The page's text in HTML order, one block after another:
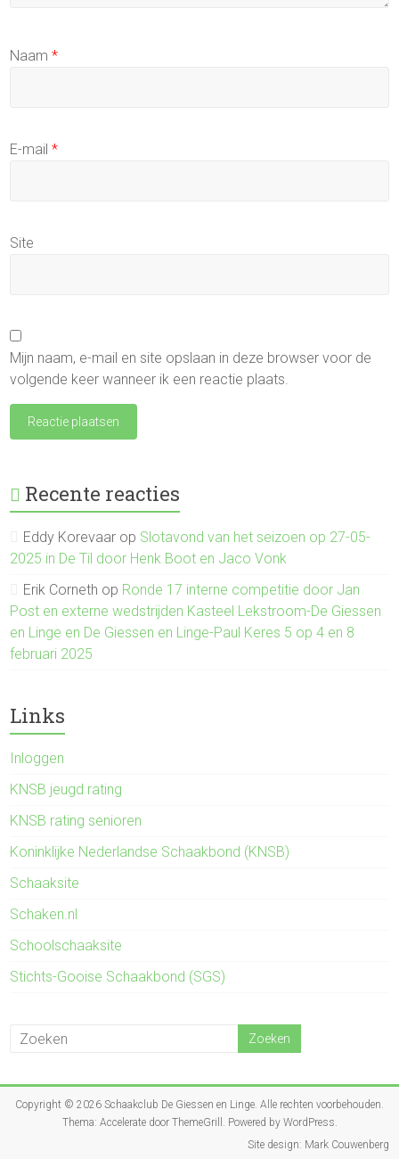
Naam*
E-mail*
Site
Mijn naam, e-mail en site opslaan in deze browser voor de
volgende keer wanneer ik een reactie plaats.
Recente reacties
Eddy Korevaar op Slotavond van het seizoen op 27-05-
2025 in De Til door Henk Boot en Jaco Vonk
Erik Corneth op Ronde 17 interne competitie door Jan
Post en externe wedstrijden Kasteel Lekstroom-De Giessen
en Linge en De Giessen en Linge-Paul Keres 5 op 4 en 8
februari 2025
Links
Inloggen
KNSB jeugd rating
KNSB rating senioren
Koninklijke Nederlandse Schaakbond (KNSB)
Schaaksite
Schaken.nl
Schoolschaaksite
Stichts-Gooise Schaakbond (SGS)
Copyright © 2026 Schaakclub De Giessen en Linge. Alle rechten voorbehouden.
Thema: Acceleratedoor ThemeGrill. Powered by WordPress.
Site design: Mark Couwenberg